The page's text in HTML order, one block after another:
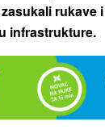
rukave
infrastrukture.